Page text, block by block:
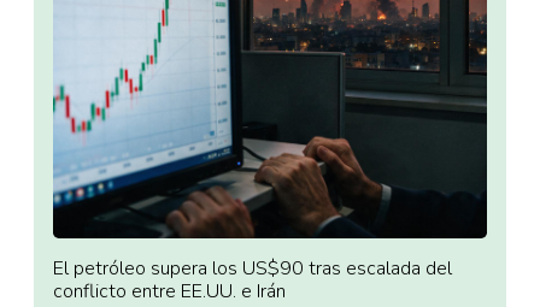
El petróleo supera los US$90 tras escalada del
conflicto entre EE.UU. e Irán